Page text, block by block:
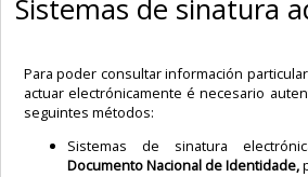
Sistemas de sinatura
Para poder consultar información
actuar electrónicamente é necesario
seguintes métodos:
Sistemas de sinatura
Documento Nacional de Identidade,